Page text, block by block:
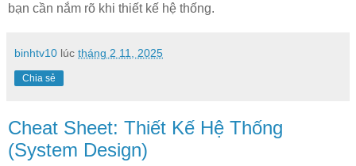
bạn cần nắm rõ khi thiết kế hệ thống.
binhtv10 lúc tháng 2 11, 2025
Chia sẻ
Cheat Sheet: Thiết Kế Hệ Thống
(System Design)